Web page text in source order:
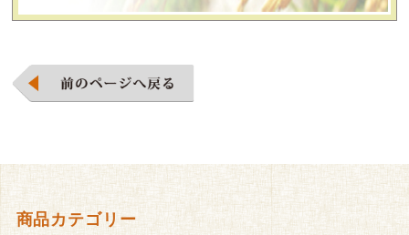
商品カテゴリー